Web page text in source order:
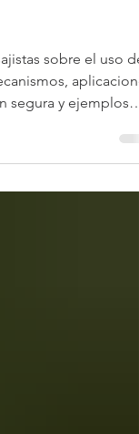
de
sobre el uso de
segura y ejemplos